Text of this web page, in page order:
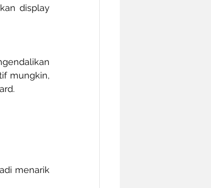
display
mungkin,
menarik